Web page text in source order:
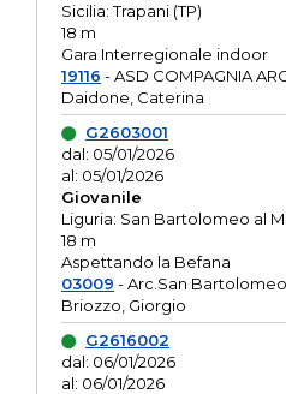
Sicilia: Trapani (TP)
18 m
Gara Interregionale indoor
19116 - ASD COMPAGNIA
Daidone, Caterina
G2603001
dal: 05/01/2026
al: 05/01/2026
Giovanile
Liguria: San Bartolomeo al
18 m
Aspettando la Befana
03009 - Arc.San Bartolomeo
Briozzo, Giorgio
G2616002
dal: 06/01/2026
al: 06/01/2026